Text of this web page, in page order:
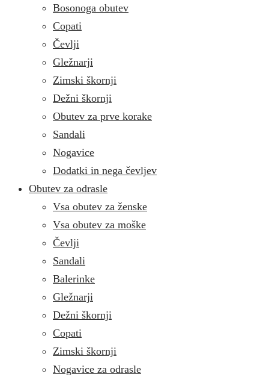
Bosonoga obutev
Copati
Čevlji
Gležnarji
Zimski škornji
Dežni škornji
Obutev za prve korake
Sandali
Nogavice
Dodatki in nega čevljev
Obutev za odrasle
Vsa obutev za ženske
Vsa obutev za moške
Čevlji
Sandali
Balerinke
Gležnarji
Dežni škornji
Copati
Zimski škornji
Nogavice za odrasle